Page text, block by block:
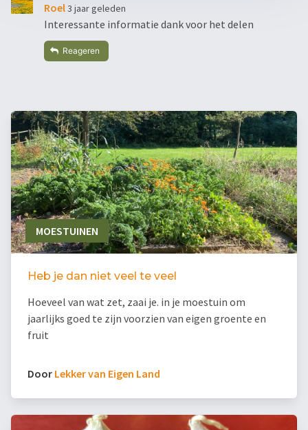
Roel3 jaar geleden
Interessante informatie dank voor het delen
Reageren
MOESTUINEN
Heb je dan niet veel te veel
Hoeveel van wat zet, zaai je. in je moestuin om
jaarlijks goed te zijn voorzien van eigen groente en
fruit
Door Lekker van Eigen Land